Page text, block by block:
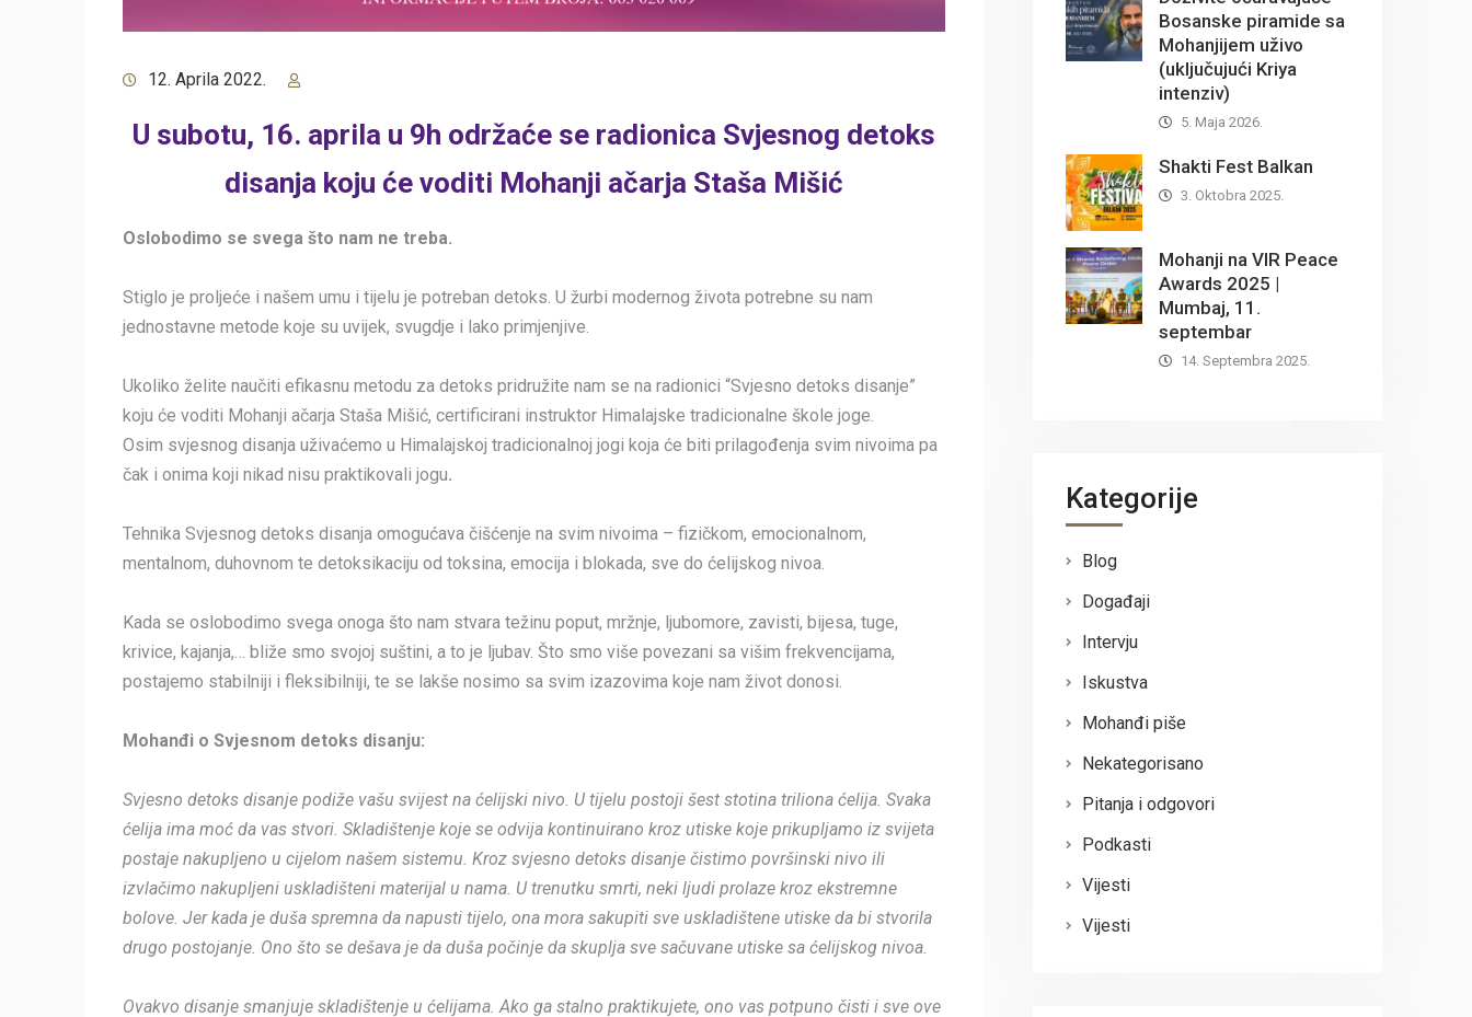
12. Aprila 2022.
U subotu, 16. aprila u 9h održaće se radionica Svjesnog detoks
disanja koju će voditi Mohanji ačarja Staša Mišić
Oslobodimo se svega što nam ne treba.
Stiglo je proljeće i našem umu i tijelu je potreban detoks. U žurbi modernog života potrebne su nam
jednostavne metode koje su uvijek, svugdje i lako primjenjive.
Ukoliko želite naučiti efikasnu metodu za detoks pridružite nam se na radionici “Svjesno detoks disanje”
koju će voditi Mohanji ačarja Staša Mišić, certificirani instruktor Himalajske tradicionalne škole joge.
Osim svjesnog disanja uživaćemo u Himalajskoj tradicionalnoj jogi koja će biti prilagođenja svim nivoima pa
čak i onima koji nikad nisu praktikovali jogu.
Tehnika Svjesnog detoks disanja omogućava čišćenje na svim nivoima – fizičkom, emocionalnom,
mentalnom, duhovnom te detoksikaciju od toksina, emocija i blokada, sve do ćelijskog nivoa.
Kada se oslobodimo svega onoga što nam stvara težinu poput, mržnje, ljubomore, zavisti, bijesa, tuge,
krivice, kajanja,… bliže smo svojoj suštini, a to je ljubav. Što smo više povezani sa višim frekvencijama,
postajemo stabilniji i fleksibilniji, te se lakše nosimo sa svim izazovima koje nam život donosi.
Mohanđi o Svjesnom detoks disanju:
Svjesno detoks disanje podiže vašu svijest na ćelijski nivo. U tijelu postoji šest stotina triliona ćelija. Svaka
ćelija ima moć da vas stvori. Skladištenje koje se odvija kontinuirano kroz utiske koje prikupljamo iz svijeta
postaje nakupljeno u cijelom našem sistemu. Kroz svjesno detoks disanje čistimo površinski nivo ili
izvlačimo nakupljeni uskladišteni materijal u nama. U trenutku smrti, neki ljudi prolaze kroz ekstremne
bolove. Jer kada je duša spremna da napusti tijelo, ona mora sakupiti sve uskladištene utiske da bi stvorila
drugo postojanje. Ono što se dešava je da duša počinje da skuplja sve sačuvane utiske sa ćelijskog nivoa.
Ovakvo disanje smanjuje skladištenje u ćelijama. Ako ga stalno praktikujete, ono vas potpuno čisti i sve ove
Bosanske piramide sa
Mohanjijem uživo
(uključujući Kriya
intenziv)
5. Maja 2026.
Shakti Fest Balkan
3. Oktobra 2025.
Mohanji na VIR Peace
Awards 2025 |
Mumbaj, 11.
septembar
14. Septembra 2025.
Kategorije
Blog
Događaji
Intervju
Iskustva
Mohanđi piše
Nekategorisano
Pitanja i odgovori
Podkasti
Vijesti
Vijesti